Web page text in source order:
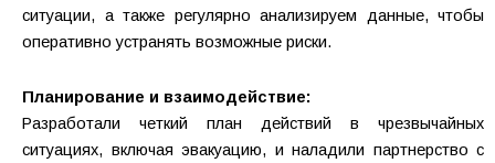
ситуации, а также регулярно анализируем данные, чтобы
оперативно устранять возможные риски.
Планирование и взаимодействие:
Разработали четкий план действий в чрезвычайных
ситуациях, включая эвакуацию, и наладили партнерство с